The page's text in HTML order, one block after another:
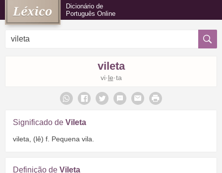
Dicionário de
Português Online
vileta
vi·le·ta
Significado de Vileta
vileta, (lê) f. Pequena vila.
Definição de Vileta